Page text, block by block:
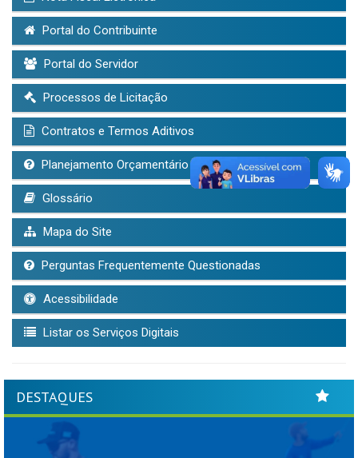
Portal do Contribuinte
Portal do Servidor
Processos de Licitação
Contratos e Termos Aditivos
Planejamento Orçamentário (LDO, LOA, PPA)
Glossário
Mapa do Site
Perguntas Frequentemente Questionadas
Acessibilidade
Listar os Serviços Digitais
DESTAQUES